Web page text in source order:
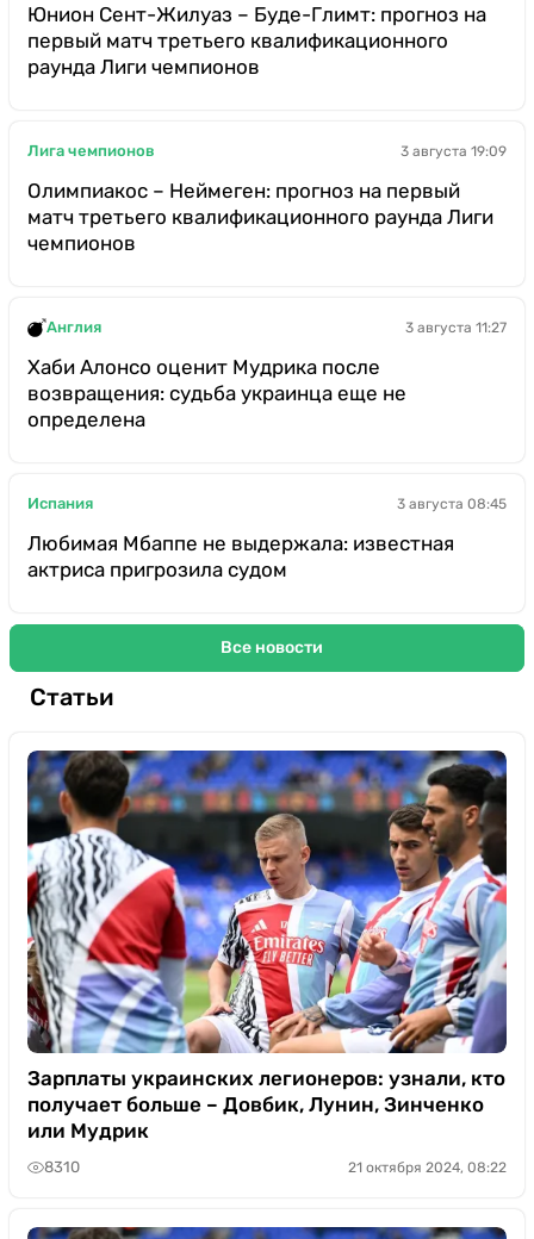
Юнион Сент-Жилуаз – Буде-Глимт: прогноз на
первый матч третьего квалификационного
раунда Лиги чемпионов
Лига чемпионов 3 августа 19:09
Олимпиакос – Неймеген: прогноз на первый
матч третьего квалификационного раунда Лиги
чемпионов
Англия 3 августа 11:27
Хаби Алонсо оценит Мудрика после
возвращения: судьба украинца еще не
определена
Испания 3 августа 08:45
Любимая Мбаппе не выдержала: известная
актриса пригрозила судом
Все новости
Статьи
Зарплаты украинских легионеров: узнали, кто
получает больше – Довбик, Лунин, Зинченко
или Мудрик
8310 21 октября 2024, 08:22